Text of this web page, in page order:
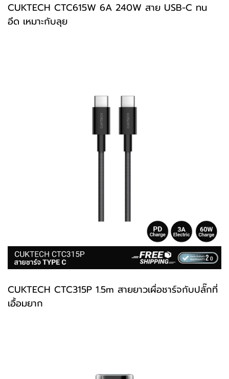
CUKTECH CTC615W 6A 240W สาย USB-C ทน
อึด เหมาะกับลุย
CUKTECH CTC315P 1.5m สายยาวเผื่อชาร์จกับปลั๊กที่
เอื้อมยาก